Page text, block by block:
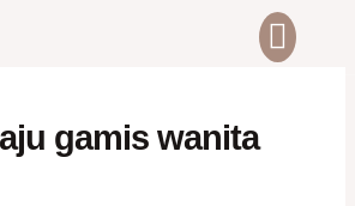
gamis wanita